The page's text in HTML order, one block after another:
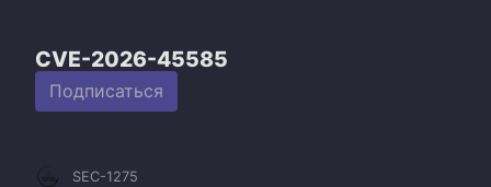
CVE-2026-45585
Подписаться
SEC-1275